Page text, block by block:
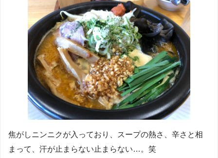
焦がしニンニクが入っており、スープの熱さ、辛さと相
まって、汗が止まらない止まらない…。笑